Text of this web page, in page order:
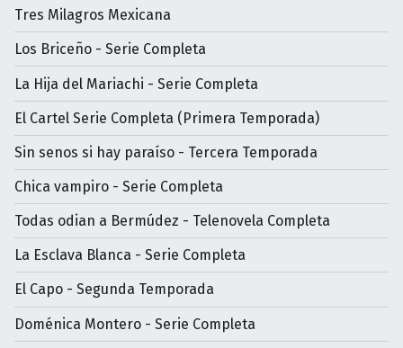
Tres Milagros Mexicana
Los Briceño - Serie Completa
La Hija del Mariachi - Serie Completa
El Cartel Serie Completa (Primera Temporada)
Sin senos si hay paraíso - Tercera Temporada
Chica vampiro - Serie Completa
Todas odian a Bermúdez - Telenovela Completa
La Esclava Blanca - Serie Completa
El Capo - Segunda Temporada
Doménica Montero - Serie Completa